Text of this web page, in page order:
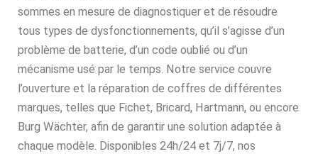
sommes en mesure de diagnostiquer et de résoudre
tous types de dysfonctionnements, qu’il s’agisse d’un
problème de batterie, d’un code oublié ou d’un
mécanisme usé par le temps. Notre service couvre
l’ouverture et la réparation de coffres de différentes
marques, telles que Fichet, Bricard, Hartmann, ou encore
Burg Wächter, afin de garantir une solution adaptée à
chaque modèle. Disponibles 24h/24 et 7j/7, nos